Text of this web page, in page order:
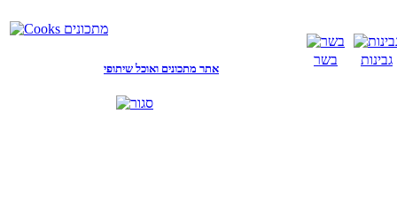
אתר מתכונים ואוכל שיתופי
בשר גבינות